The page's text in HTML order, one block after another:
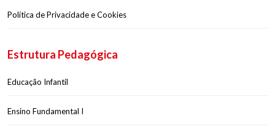
Política de Privacidade e Cookies
Estrutura Pedagógica
Educação Infantil
Ensino Fundamental I